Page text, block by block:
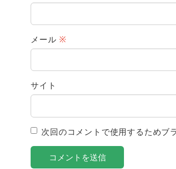
メール ※
サイト
次回のコメントで使用するためブ